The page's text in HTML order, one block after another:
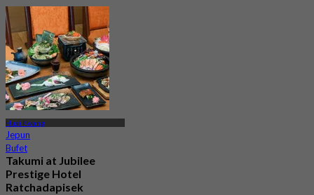
Huai Kwang
Jepun
Bufet
Takumi at Jubilee
Prestige Hotel
Ratchadapisek